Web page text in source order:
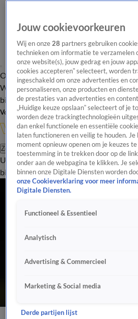
Overzicht Onze programma's Uitzendingen
WandelgangenInterviewsUitzending
bijwonenPodcastShopVeelgestelde
Volg Vandaag Inside
Zoeken
UitzendingenVandaag InsideDe
bijwonen
Jouw cookievoorkeuren
Wij en onze28 partners gebruiken
technieken om informatie te verzamelen
onze website(s), jouw gedrag en jouw
cookies accepteren” selecteert, worden
ingeschakeld om onze advertenties en
personaliseren, onze producten en
de prestaties van advertenties en
„Huidige keuze opslaan” selecteert of je
worden deze trackingtechnologieën
dan enkel functionele en essentiële
laten functioneren en veilig te houden.
moment opnieuw openen om je keuzes
toestemming in te trekken door op de
onder aan de webpagina te klikken. Je
binnen onze Digitale Diensten worden
onze Cookieverklaring voor meer
Digitale Diensten.
Functioneel & Essentieel
Analytisch
Advertising & Commercieel
Marketing & Social media
Derde partijen lijst